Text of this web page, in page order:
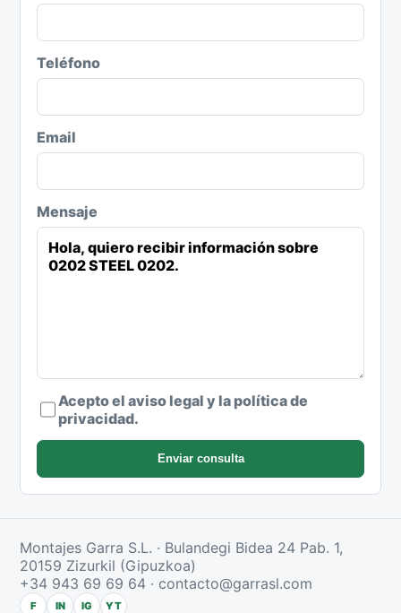
Teléfono
Email
Mensaje
Acepto el aviso legal y la política de
privacidad.
Enviar consulta
Montajes Garra S.L. · Bulandegi Bidea 24 Pab. 1,
20159 Zizurkil (Gipuzkoa)
+34 943 69 69 64 · contacto@garrasl.com
F IN IG YT